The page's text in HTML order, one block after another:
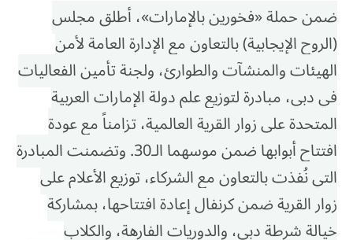
ضمن حملة «فخورين بالإمارات»، أطلق مجلس
(الروح الإيجابية) بالتعاون مع الإدارة العامة لأمن
الهيئات والمنشآت والطوارئ، ولجنة تأمين الفعاليات
في دبي، مبادرة لتوزيع علم دولة الإمارات العربية
المتحدة على زوار القرية العالمية، تزامناً مع عودة
افتتاح أبوابها ضمن موسهما الـ30. وتضمنت المبادرة
التي نُفذت بالتعاون مع الشركاء، توزيع الأعلام على
زوار القرية ضمن كرنفال إعادة افتتاحها، بمشاركة
خيالة شرطة دبي، والدوريات الفارهة، والكلاب